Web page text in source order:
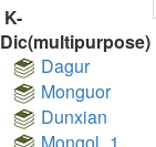
K-
Dic(multipurpose)
Dagur
Monguor
Dunxian
Mongol_1